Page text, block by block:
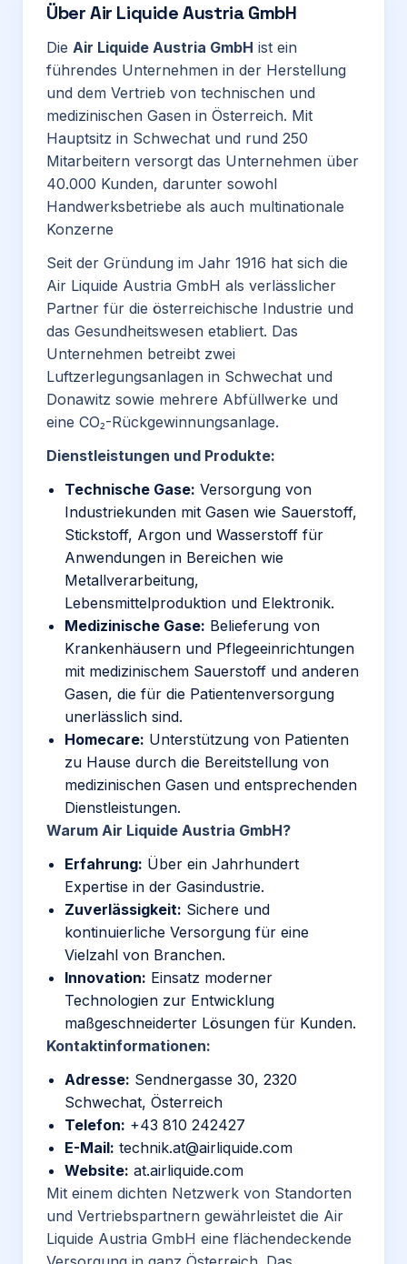
ÜberAir Liquide Austria GmbH
Die Air Liquide Austria GmbH ist ein
führendes Unternehmen in der Herstellung
und dem Vertrieb von technischen und
medizinischen Gasen in Österreich. Mit
Hauptsitz in Schwechat und rund 250
Mitarbeitern versorgt das Unternehmen über
40.000 Kunden, darunter sowohl
Handwerksbetriebe als auch multinationale
Konzerne
Seit der Gründung im Jahr 1916 hat sich die
Air Liquide Austria GmbH als verlässlicher
Partner für die österreichische Industrie und
das Gesundheitswesen etabliert. Das
Unternehmen betreibt zwei
Luftzerlegungsanlagen in Schwechat und
Donawitz sowie mehrere Abfüllwerke und
eine CO₂-Rückgewinnungsanlage.
Dienstleistungen und Produkte:
Technische Gase: Versorgung von
Industriekunden mit Gasen wie Sauerstoff,
Stickstoff, Argon und Wasserstoff für
Anwendungen in Bereichen wie
Metallverarbeitung,
Lebensmittelproduktion und Elektronik.
Medizinische Gase: Belieferung von
Krankenhäusern und Pflegeeinrichtungen
mit medizinischem Sauerstoff und anderen
Gasen, die für die Patientenversorgung
unerlässlich sind.
Homecare: Unterstützung von Patienten
zu Hause durch die Bereitstellung von
medizinischen Gasen und entsprechenden
Dienstleistungen.
Warum Air Liquide Austria GmbH?
Erfahrung: Über ein Jahrhundert
Expertise in der Gasindustrie.
Zuverlässigkeit: Sichere und
kontinuierliche Versorgung für eine
Vielzahl von Branchen.
Innovation: Einsatz moderner
Technologien zur Entwicklung
maßgeschneiderter Lösungen für Kunden.
Kontaktinformationen:
Adresse: Sendnergasse 30, 2320
Schwechat, Österreich
Telefon: +43 810 242427
E-Mail: technik.at@airliquide.com
Website: at.airliquide.com
Mit einem dichten Netzwerk von Standorten
und Vertriebspartnern gewährleistet die Air
Liquide Austria GmbH eine flächendeckende